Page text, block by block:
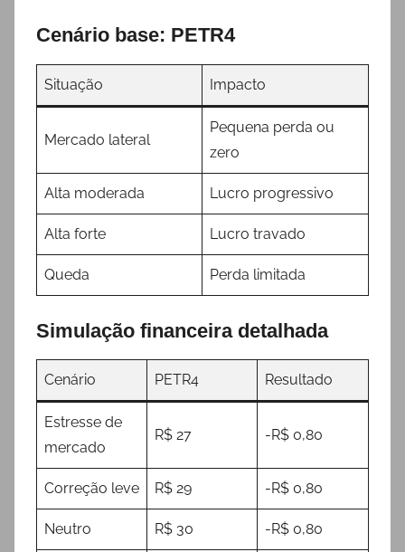
Cenário base: PETR4
Situação Impacto
Mercado lateral
Pequena perda ou
zero
Alta moderada Lucro progressivo
Alta forte Lucro travado
Queda Perda limitada
Simulação financeira detalhada
Cenário PETR4 Resultado
Estresse de
mercado
R$ 27 -R$ 0,80
Correção leve R$ 29 -R$ 0,80
Neutro R$ 30 -R$ 0,80